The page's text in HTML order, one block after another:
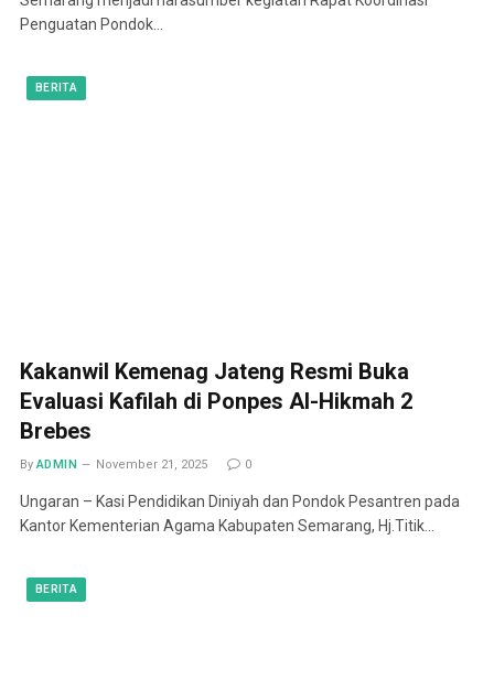
Penguatan Pondok…
BERITA
Kakanwil Kemenag Jateng Resmi Buka
Evaluasi Kafilah di Ponpes Al-Hikmah 2
Brebes
By ADMIN November 21, 2025 0
Ungaran – Kasi Pendidikan Diniyah dan Pondok Pesantren pada
Kantor Kementerian Agama Kabupaten Semarang, Hj.Titik…
BERITA